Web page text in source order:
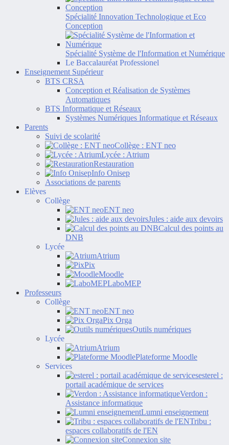
Spécialité Innovation Technologique et Eco
Conception
Spécialité Système de l'Information et Numérique
Le Baccalauréat Professionel
Enseignement Supérieur
BTS CRSA
Conception et Réalisation de Systèmes
Automatiques
BTS Informatique et Réseaux
Systèmes Numériques Informatique et Réseaux
Parents
Suivi de scolarité
Collège : ENT neo
Lycée : Atrium
Restauration
Info Onisep
Associations de parents
Elèves
Collège
ENT neo
Jules : aide aux devoirs
Calcul des points au
DNB
Lycée
Atrium
Pix
Moodle
LaboMEP
Professeurs
Collège
ENT neo
Pix Orga
Outils numériques
Lycée
Atrium
Plateforme Moodle
Services
esterel :
portail académique de services
Verdon :
Assistance informatique
Lumni enseignement
Tribu :
espaces collaboratifs de l'EN
Connexion site